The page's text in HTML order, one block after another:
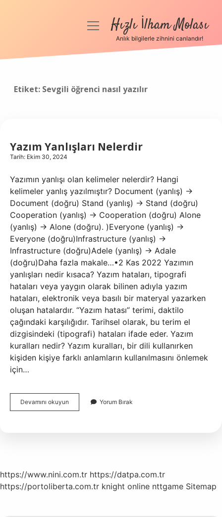
Anasayfa
menüyüHızlı İlham Molası
Anlık bilgilerle zihnini canlandır!
Etiket: Sevgili öğrenci nasıl yazılır
Yazım Yanlışları Nelerdir
Tarih: Ekim 30, 2024
Yazımın yanlışı olan kelimeler nelerdir? Hangi
kelimeler yanlış yazılmıştır? Document (yanlış) ->
Document (doğru) Stand (yanlış) -> Stand (doğru)
Cooperation (yanlış) -> Cooperation (doğru) Alone
(yanlış) -> Alone (doğru). )Everyone (yanlış) ->
Everyone (doğru)Infrastructure (yanlış) ->
Infrastructure (doğru)Adele (yanlış) -> Adale
(doğru)Daha fazla makale…•2 Kas 2022 Yazımın
yanlışları nedir kısaca? Yazım hataları, tipografi
hataları veya yaygın olarak bilinen adıyla yazım
hataları, elektronik veya basılı bir materyal yazarken
oluşan hatalardır. “Yazım hatası” terimi, daktilo
çağındaki karşılığıdır. Tarihsel olarak, bu terim el
dizgisindeki (tipografi) hataları ifade eder. Yazım
kuralları nedir? Yazım kuralları, bir dili kullanırken
kişiden kişiye farklı anlamların kullanılmasını önlemek
için…
Devamını okuyun
Yanlışları
Yorum Bırak
https://www.nini.com.tr https://datpa.com.tr
https://portoliberta.com.tr knight online nttgame Sitemap